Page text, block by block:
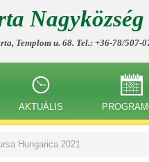
Templom u. 68. Tel.: +36-78/507-
AKTUÁLIS
Hungarica 2021